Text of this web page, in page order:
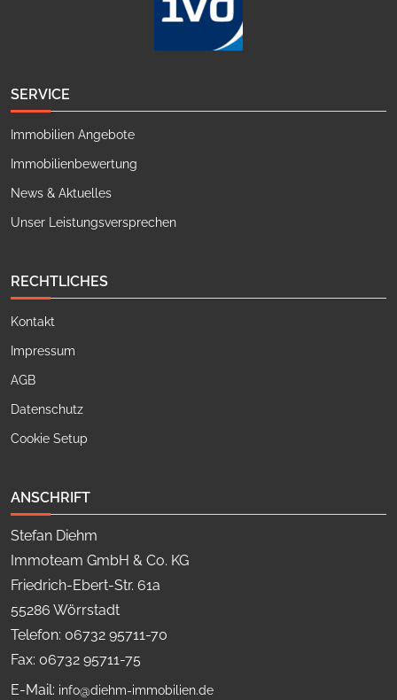
SERVICE
Immobilien Angebote
Immobilienbewertung
News & Aktuelles
Unser Leistungsversprechen
RECHTLICHES
Kontakt
Impressum
AGB
Datenschutz
Cookie Setup
ANSCHRIFT
Stefan Diehm
Immoteam GmbH & Co. KG
Friedrich-Ebert-Str. 61a
55286 Wörrstadt
Telefon: 06732 95711-70
Fax: 06732 95711-75
E-Mail: info@diehm-immobilien.de